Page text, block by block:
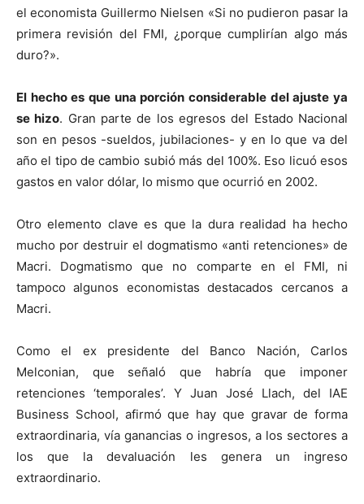
el economista Guillermo Nielsen «Si no pudieron pasar la
primera revisión del FMI, ¿porque cumplirían algo más
duro?».
El hecho es que una porción considerable del ajuste ya
se hizo. Gran parte de los egresos del Estado Nacional
son en pesos -sueldos, jubilaciones- y en lo que va del
año el tipo de cambio subió más del 100%. Eso licuó esos
gastos en valor dólar, lo mismo que ocurrió en 2002.
Otro elemento clave es que la dura realidad ha hecho
mucho por destruir el dogmatismo «anti retenciones» de
Macri. Dogmatismo que no comparte en el FMI, ni
tampoco algunos economistas destacados cercanos a
Macri.
Como el ex presidente del Banco Nación, Carlos
Melconian, que señaló que habría que imponer
retenciones ‘temporales’. Y Juan José Llach, del IAE
Business School, afirmó que hay que gravar de forma
extraordinaria, vía ganancias o ingresos, a los sectores a
los que la devaluación les genera un ingreso
extraordinario.